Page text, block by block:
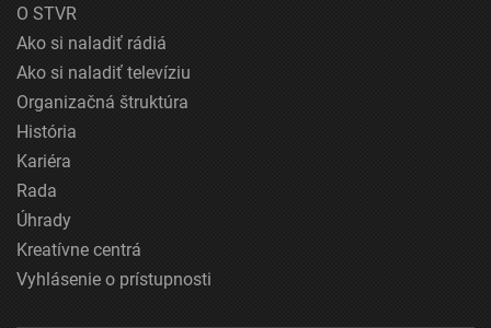
O STVR
Ako si naladiť rádiá
Ako si naladiť televíziu
Organizačná štruktúra
História
Kariéra
Rada
Úhrady
Kreatívne centrá
Vyhlásenie o prístupnosti